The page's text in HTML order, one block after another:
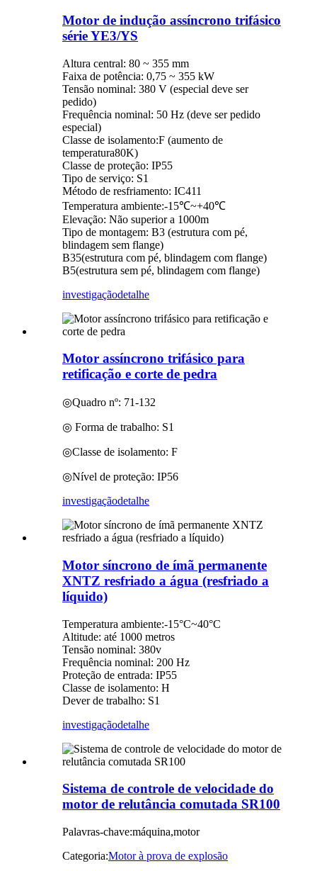
Motor de indução assíncrono trifásico
série YE3/YS
Altura central: 80 ~ 355 mm
Faixa de potência: 0,75 ~ 355 kW
Tensão nominal: 380 V (especial deve ser
pedido)
Frequência nominal: 50 Hz (deve ser pedido
especial)
Classe de isolamento:F (aumento de
temperatura80K)
Classe de proteção: IP55
Tipo de serviço: S1
Método de resfriamento: IC411
Temperatura ambiente:-15℃~+40℃
Elevação: Não superior a 1000m
Tipo de montagem: B3 (estrutura com pé,
blindagem sem flange)
B35(estrutura com pé, blindagem com flange)
B5(estrutura sem pé, blindagem com flange)
investigaçãodetalhe
Motor assíncrono trifásico para
retificação e corte de pedra
◎Quadro nº: 71-132
◎ Forma de trabalho: S1
◎Classe de isolamento: F
◎Nível de proteção: IP56
investigaçãodetalhe
Motor síncrono de ímã permanente
XNTZ resfriado a água (resfriado a
líquido)
Temperatura ambiente:-15°C~40°C
Altitude: até 1000 metros
Tensão nominal: 380v
Frequência nominal: 200 Hz
Proteção de entrada: IP55
Classe de isolamento: H
Dever de trabalho: S1
investigaçãodetalhe
Sistema de controle de velocidade do
motor de relutância comutada SR100
Palavras-chave:máquina,motor
Categoria:Motor à prova de explosão